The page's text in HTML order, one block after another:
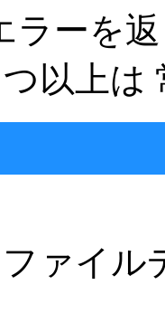
ラーを
以上
ァイル